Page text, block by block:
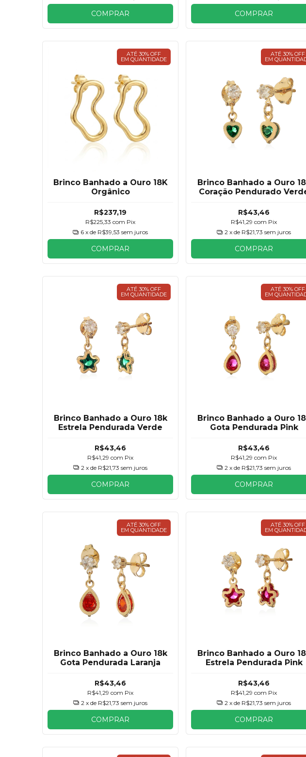
COMPRAR COMPRAR
ATÉ 30% OFF
EM QUANTIDADE
Brinco Banhado a Ouro 18K
Orgânico
R$237,19
R$225,33com Pix
6 x de R$39,53 sem juros
COMPRAR
ATÉ 30% OFF
EM
Brinco Banhado a Ouro
Coração Pendurado
R$43,46
R$41,29com Pix
2 x de R$21,73 sem juros
COMPRAR
ATÉ 30% OFF
EM QUANTIDADE
Brinco Banhado a Ouro 18k
Estrela Pendurada Verde
R$43,46
R$41,29com Pix
2 x de R$21,73 sem juros
COMPRAR
ATÉ 30% OFF
EM
Brinco Banhado a Ouro
Gota Pendurada Pink
R$43,46
R$41,29com Pix
2 x de R$21,73 sem juros
COMPRAR
ATÉ 30% OFF
EM QUANTIDADE
Brinco Banhado a Ouro 18k
Gota Pendurada Laranja
R$43,46
R$41,29com Pix
2 x de R$21,73 sem juros
COMPRAR
ATÉ 30% OFF
EM
Brinco Banhado a Ouro
Estrela Pendurada Pink
R$43,46
R$41,29com Pix
2 x de R$21,73 sem juros
COMPRAR